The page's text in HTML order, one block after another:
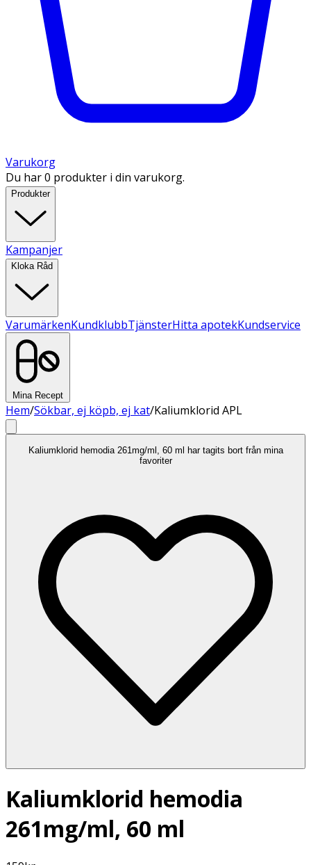
Varukorg
Du har 0 produkter i din varukorg.
Produkter
Kampanjer
Kloka Råd
VarumärkenKundklubbTjänsterHitta apotekKundservice
Mina Recept
Hem/Sökbar, ej köpb, ej kat/Kaliumklorid APL
Kaliumklorid hemodia 261mg/ml, 60 ml har tagits bort från mina
favoriter
Kaliumklorid hemodia
261mg/ml, 60 ml